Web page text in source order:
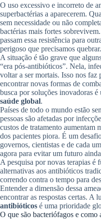
O uso excessivo e incorreto de
superbactérias a aparecerem.
sem necessidade ou não
bactérias mais fortes
passam essa resistência para
perigoso que precisamos quebrar.
A situação é tão grave que
“era pós-antibióticos”. Nela,
voltar a ser mortais. Isso nos faz
encontrar novas formas de
busca por soluções inovadoras é
saúde global.
Países de todo o mundo estão
pessoas são afetadas por
custos de tratamento aumentam
dos pacientes piora. É um
governos, cientistas e de cada
agora para evitar um futuro
A pesquisa por novas terapias é
alternativas aos antibióticos
correndo contra o tempo para
Entender a dimensão dessa
encontrar as respostas certas. A
antibióticos é uma prioridade
O que são bacteriófagos e como